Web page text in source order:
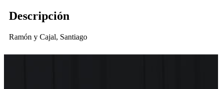
Descripción
Ramón y Cajal, Santiago